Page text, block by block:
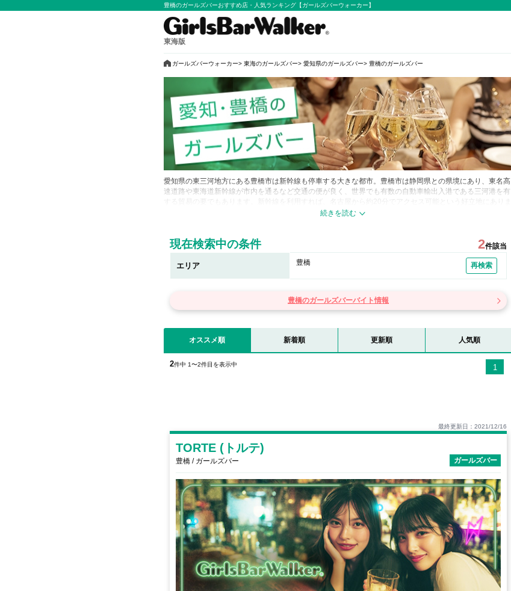
豊橋のガールズバーおすすめ店・人気ランキング【ガールズバーウォーカー】
東海版
ガールズバーウォーカー 東海のガールズバー 愛知県のガールズバー 豊橋のガールズバー
愛知県の東三河地方にある豊橋市は新幹線も停車する大きな都市。豊橋市は静岡県との県境にあり、東名高
速道路や東海道新幹線が市内を通るなど交通の便が良く、世界でも有数の自動車輸出入港である三河港を有
す。自然が多く、のんびりした一面がありながらもほどよく栄えていてさまざまなレジャーを楽しむことが
■豊橋…愛知県の中心都市である豊橋は名古屋駅から新幹線で20分、在来線でも1時間程度でアクセスできる
立地にあります。 豊橋の名物グルメの「豊橋カレーうどん」は、二層構造になっていて一杯で二度おいしい
というちょっと特殊なカレーうどんです。また古くから、宿場町として栄えたこの地域一帯は、歴史的にも
注目したい観光スポットが多く点在しています。夜は「松葉通り」周辺にはガールズバーはもちろん、キャ
バクラやスナック、居酒屋などが集まっており、娯楽スポットとして夜はとても賑やかになります！比較的
現在検索中の条件 2件該当
エリア 豊橋 再検索
豊橋のガールズバーバイト情報
オススメ順 新着順 更新順 人気順
2件中 1〜2件目を表示中 1
最終更新日：2021/12/16
TORTE (トルテ)
豊橋 / ガールズバー ガールズバー